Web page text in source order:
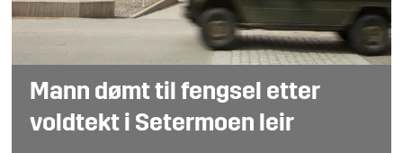
Mann dømt til fengsel etter
voldtekt i Setermoen leir